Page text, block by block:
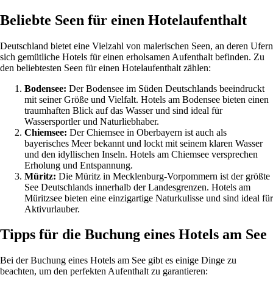
Beliebte Seen für einen Hotelaufenthalt
Deutschland bietet eine Vielzahl von malerischen Seen, an deren Ufern
sich gemütliche Hotels für einen erholsamen Aufenthalt befinden. Zu
den beliebtesten Seen für einen Hotelaufenthalt zählen:
Bodensee: Der Bodensee im Süden Deutschlands beeindruckt
mit seiner Größe und Vielfalt. Hotels am Bodensee bieten einen
traumhaften Blick auf das Wasser und sind ideal für
Wassersportler und Naturliebhaber.
Chiemsee: Der Chiemsee in Oberbayern ist auch als
bayerisches Meer bekannt und lockt mit seinem klaren Wasser
und den idyllischen Inseln. Hotels am Chiemsee versprechen
Erholung und Entspannung.
Müritz: Die Müritz in Mecklenburg-Vorpommern ist der größte
See Deutschlands innerhalb der Landesgrenzen. Hotels am
Müritzsee bieten eine einzigartige Naturkulisse und sind ideal für
Aktivurlauber.
Tipps für die Buchung eines Hotels am See
Bei der Buchung eines Hotels am See gibt es einige Dinge zu
beachten, um den perfekten Aufenthalt zu garantieren: